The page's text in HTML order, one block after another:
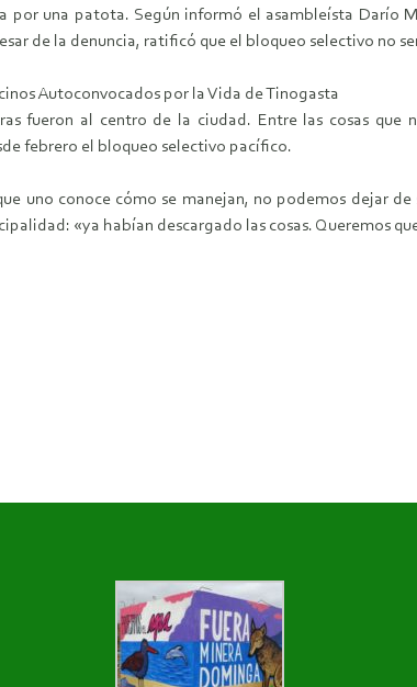
por una patota. Según informó el asambleísta
de la denuncia, ratificó que el bloqueo selectivo no
Autoconvocados por la Vida de Tinogasta
fueron al centro de la ciudad. Entre las cosas que
febrero el bloqueo selectivo pacífico.
uno conoce cómo se manejan, no podemos dejar
«ya habían descargado las cosas. Queremos